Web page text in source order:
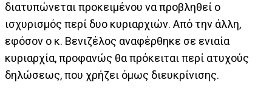
διατυπώνεται προκειμένου να προβληθεί ο
ισχυρισμός περί δυο κυριαρχιών. Από την άλλη,
εφόσον ο κ. Βενιζέλος αναφέρθηκε σε ενιαία
κυριαρχία, προφανώς θα πρόκειται περί ατυχούς
δηλώσεως, που χρήζει όμως διευκρίνισης.